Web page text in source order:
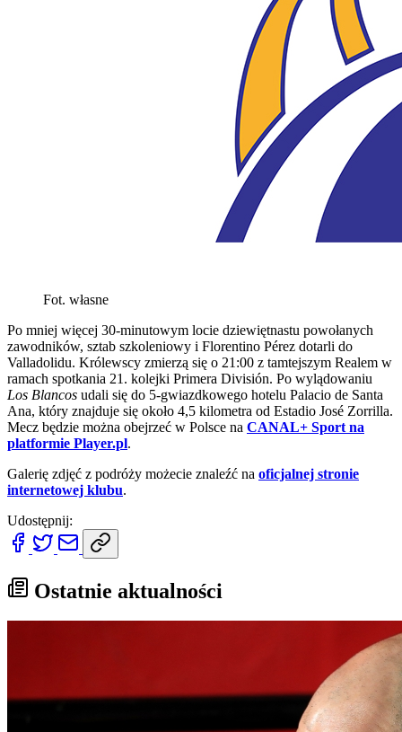
Fot. własne
Po mniej więcej 30-minutowym locie dziewiętnastu powołanych
zawodników, sztab szkoleniowy i Florentino Pérez dotarli do
Valladolidu. Królewscy zmierzą się o 21:00 z tamtejszym Realem w
ramach spotkania 21. kolejki Primera División. Po wylądowaniu
Los Blancos udali się do 5-gwiazdkowego hotelu Palacio de Santa
Ana, który znajduje się około 4,5 kilometra od Estadio José Zorrilla.
Mecz będzie można obejrzeć w Polsce na CANAL+ Sport na
platformie Player.pl.
Galerię zdjęć z podróży możecie znaleźć na oficjalnej stronie
internetowej klubu.
Udostępnij:
Ostatnie aktualności